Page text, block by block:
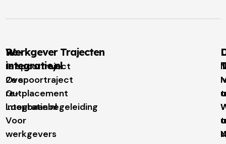
Re-
integratie.nl
Over
re-
integratie.nl
Voor
werkgevers
Werkgever Trajecten
1e spoortraject
2e spoortraject
Outplacement
Loopbaanbegeleiding